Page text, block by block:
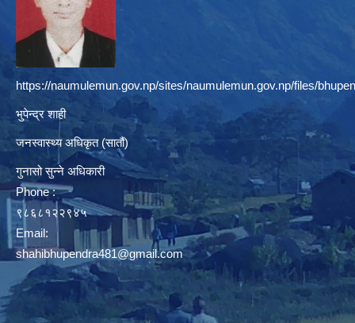
https://naumulemun.gov.np/sites/naumulemun.gov.np/files/
भुपेन्द्र शाही
जनस्वास्थ्य अधिकृत (सातौं)
गुनासो सुन्ने अधिकारी
Phone :
९८६८१२२९४५
Email:
shahibhupendra481@gmail.com